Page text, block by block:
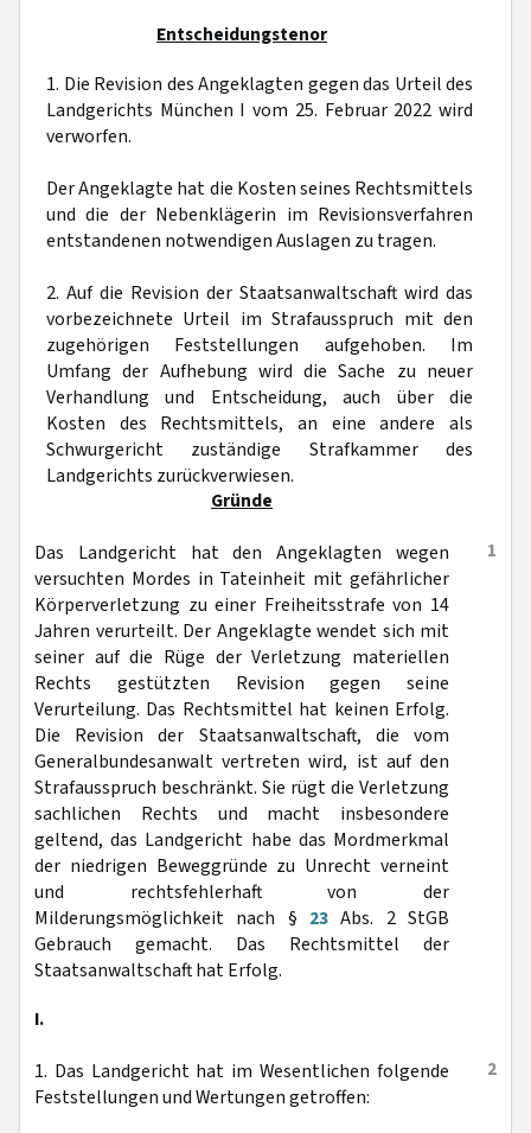
Entscheidungstenor
1. Die Revision des Angeklagten gegen das Urteil des
Landgerichts München I vom 25. Februar 2022 wird
verworfen.
Der Angeklagte hat die Kosten seines Rechtsmittels
und die der Nebenklägerin im Revisionsverfahren
entstandenen notwendigen Auslagen zu tragen.
2. Auf die Revision der Staatsanwaltschaft wird das
vorbezeichnete Urteil im Strafausspruch mit den
zugehörigen Feststellungen aufgehoben. Im
Umfang der Aufhebung wird die Sache zu neuer
Verhandlung und Entscheidung, auch über die
Kosten des Rechtsmittels, an eine andere als
Schwurgericht zuständige Strafkammer des
Landgerichts zurückverwiesen.
Gründe
1
Das Landgericht hat den Angeklagten wegen
versuchten Mordes in Tateinheit mit gefährlicher
Körperverletzung zu einer Freiheitsstrafe von 14
Jahren verurteilt. Der Angeklagte wendet sich mit
seiner auf die Rüge der Verletzung materiellen
Rechts gestützten Revision gegen seine
Verurteilung. Das Rechtsmittel hat keinen Erfolg.
Die Revision der Staatsanwaltschaft, die vom
Generalbundesanwalt vertreten wird, ist auf den
Strafausspruch beschränkt. Sie rügt die Verletzung
sachlichen Rechts und macht insbesondere
geltend, das Landgericht habe das Mordmerkmal
der niedrigen Beweggründe zu Unrecht verneint
und rechtsfehlerhaft von der
Milderungsmöglichkeit nach § 23 Abs. 2 StGB
Gebrauch gemacht. Das Rechtsmittel der
Staatsanwaltschaft hat Erfolg.
I.
2
1. Das Landgericht hat im Wesentlichen folgende
Feststellungen und Wertungen getroffen: